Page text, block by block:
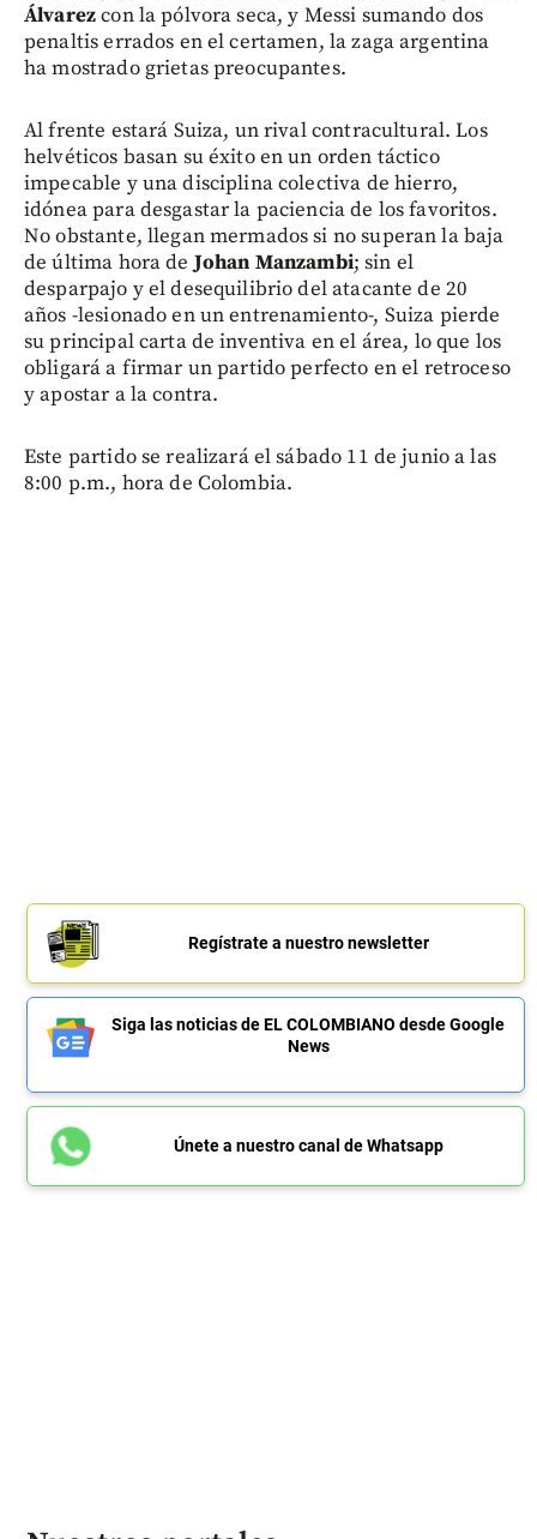
Álvarezcon la pólvora seca, y Messi sumando dos
penaltis errados en el certamen, la zaga argentina
ha mostrado grietas preocupantes.
Al frente estará Suiza, un rival contracultural. Los
helvéticos basan su éxito en un orden táctico
impecable y una disciplina colectiva de hierro,
idónea para desgastar la paciencia de los favoritos.
No obstante, llegan mermados si no superan la baja
de última hora de Johan Manzambi; sin el
desparpajo y el desequilibrio del atacante de 20
años -lesionado en un entrenamiento-, Suiza pierde
su principal carta de inventiva en el área, lo que los
obligará a firmar un partido perfecto en el retroceso
y apostar a la contra.
Este partido se realizará el sábado 11 de junio a las
8:00 p.m., hora de Colombia.
Regístrate a nuestro newsletter
Siga las noticias de EL COLOMBIANO desde Google
News
Únete a nuestro canal de Whatsapp